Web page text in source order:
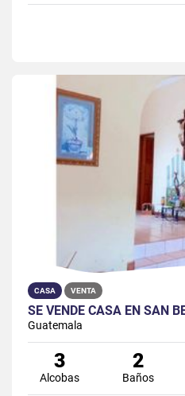
CASA VENTA
SE VENDE CASA EN SAN
Guatemala
3
Alcobas
2
Baños